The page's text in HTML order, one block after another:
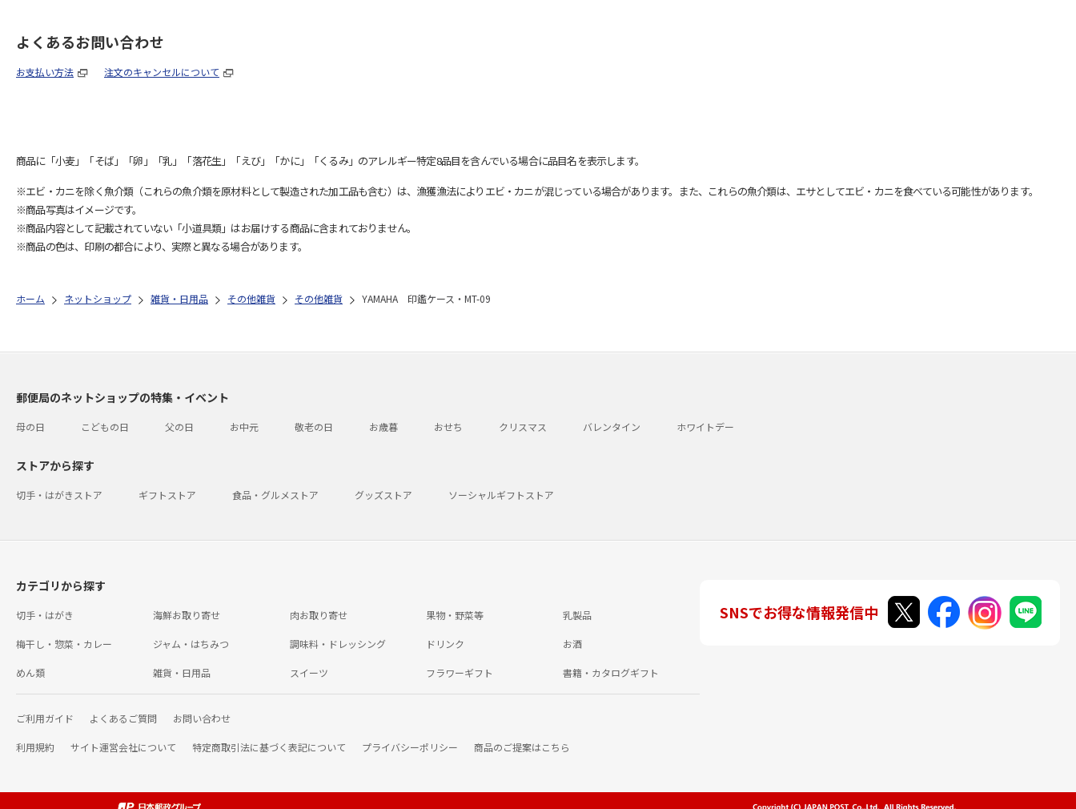
よくあるお問い合わせ
お支払い方法 注文のキャンセルについて
商品に「小麦」「そば」「卵」「乳」「落花生」「えび」「かに」「くるみ」のアレルギー特定8品目を含んでいる場合に品目名を表示します。
※エビ・カニを除く魚介類（これらの魚介類を原材料として製造された加工品も含む）は、漁獲漁法によりエビ・カニが混じっている場合があります。また、これらの魚介類は、エサとしてエビ・カニを食べている可能性があります。
※商品写真はイメージです。
※商品内容として記載されていない「小道具類」はお届けする商品に含まれておりません。
※商品の色は、印刷の都合により、実際と異なる場合があります。
ホーム ネットショップ 雑貨・日用品 その他雑貨 その他雑貨 YAMAHA 印鑑ケース・MT-09
郵便局のネットショップの特集・イベント
母の日 こどもの日 父の日 お中元 敬老の日 お歳暮 おせち クリスマス バレンタイン ホワイトデー
ストアから探す
切手・はがきストア ギフトストア 食品・グルメストア グッズストア ソーシャルギフトストア
カテゴリから探す
切手・はがき 海鮮お取り寄せ 肉お取り寄せ 果物・野菜等 乳製品
梅干し・惣菜・カレー ジャム・はちみつ 調味料・ドレッシング ドリンク お酒
めん類 雑貨・日用品 スイーツ フラワーギフト 書籍・カタログギフト
ご利用ガイド よくあるご質問 お問い合わせ
利用規約 サイト運営会社について 特定商取引法に基づく表記について プライバシーポリシー 商品のご提案はこちら
SNSでお得な情報発信中